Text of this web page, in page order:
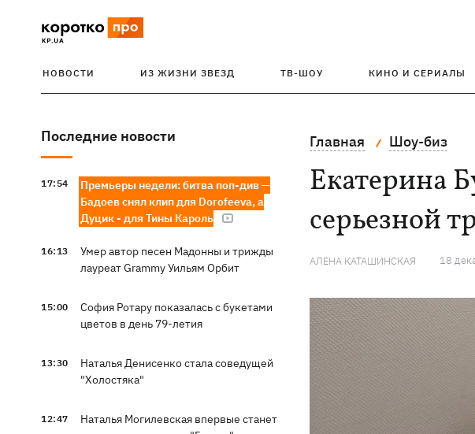
НОВОСТИ ИЗ ЖИЗНИ ЗВЕЗД ТВ-ШОУ КИНО И СЕРИАЛЫ
Последние новости
17:54
Премьеры недели: битва поп-див —
Бадоев снял клип для Dorofeeva, а
Дуцик - для Тины Кароль
16:13
Умер автор песен Мадонны и трижды
лауреат Grammy Уильям Орбит
15:00
София Ротару показалась с букетами
цветов в день 79-летия
13:30
Наталья Денисенко стала соведущей
"Холостяка"
12:47
Наталья Могилевская впервые станет
Главная Шоу-биз
Екатерина
серьезной
АЛЕНА КАТАШИНСКАЯ 18